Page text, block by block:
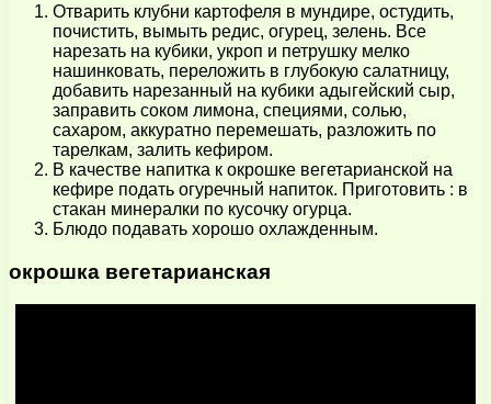
Отварить клубни картофеля в мундире, остудить,
почистить, вымыть редис, огурец, зелень. Все
нарезать на кубики, укроп и петрушку мелко
нашинковать, переложить в глубокую салатницу,
добавить нарезанный на кубики адыгейский сыр,
заправить соком лимона, специями, солью,
сахаром, аккуратно перемешать, разложить по
тарелкам, залить кефиром.
В качестве напитка к окрошке вегетарианской на
кефире подать огуречный напиток. Приготовить : в
стакан минералки по кусочку огурца.
Блюдо подавать хорошо охлажденным.
окрошка вегетарианская